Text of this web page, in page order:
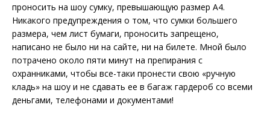
проносить на шоу сумку, превышающую размер А4.
Никакого предупреждения о том, что сумки большего
размера, чем лист бумаги, проносить запрещено,
написано не было ни на сайте, ни на билете. Мной было
потрачено около пяти минут на препирания с
охранниками, чтобы все-таки пронести свою «ручную
кладь» на шоу и не сдавать ее в багаж гардероб со всеми
деньгами, телефонами и документами!